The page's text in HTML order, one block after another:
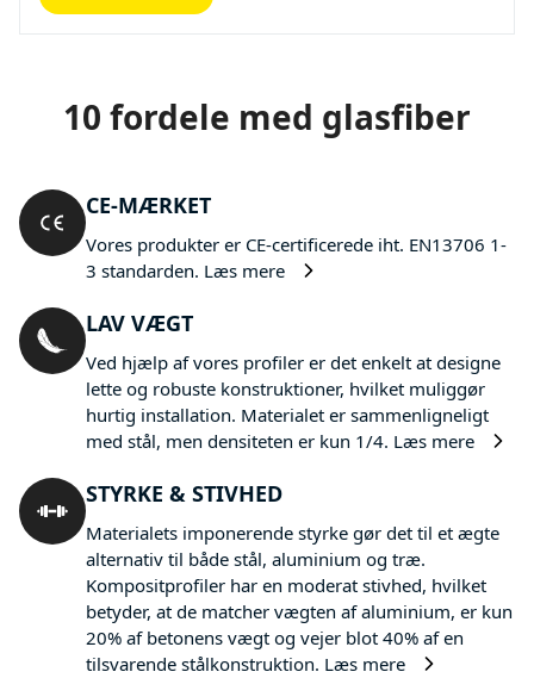
10 fordele med glasfiber
CE-MÆRKET
Vores produkter er CE-certificerede iht. EN13706 1-
3 standarden. Læs mere
LAV VÆGT
Ved hjælp af vores profiler er det enkelt at designe
lette og robuste konstruktioner, hvilket muliggør
hurtig installation. Materialet er sammenligneligt
med stål, men densiteten er kun 1/4. Læs mere
STYRKE & STIVHED
Materialets imponerende styrke gør det til et ægte
alternativ til både stål, aluminium og træ.
Kompositprofiler har en moderat stivhed, hvilket
betyder, at de matcher vægten af aluminium, er kun
20% af betonens vægt og vejer blot 40% af en
tilsvarende stålkonstruktion. Læs mere